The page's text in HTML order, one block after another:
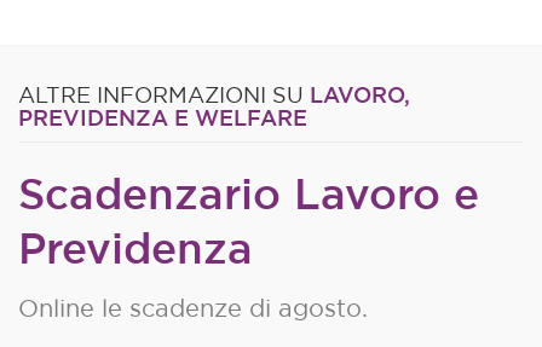
ALTRE INFORMAZIONI SU LAVORO,
PREVIDENZA E WELFARE
Scadenzario Lavoro e
Previdenza
Online le scadenze di agosto.